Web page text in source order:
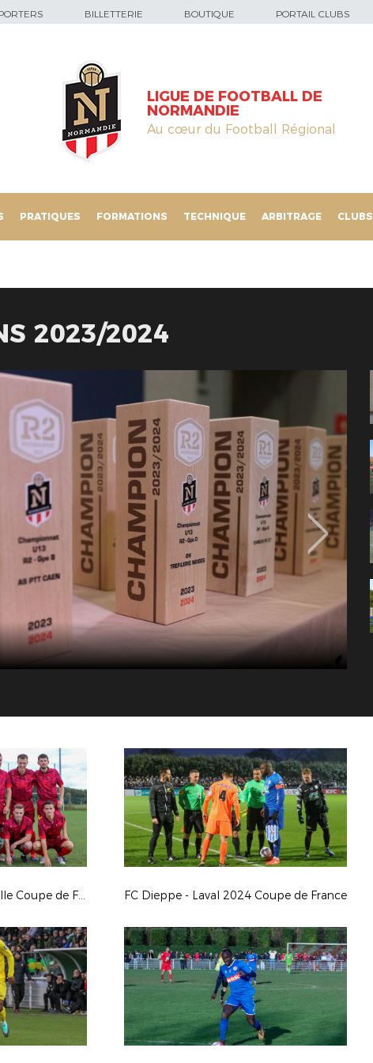
BILLETTERIE BOUTIQUE PORTAIL CLUBS
LIGUE DE FOOTBALL DE
NORMANDIE
Au cœur du Football Régional
PRATIQUES FORMATIONS TECHNIQUE ARBITRAGE CLUBS
2023/2024
FC Roquancourt - Blainville Coupe de France 24/25 FC Dieppe - Laval 2024 Coupe de France